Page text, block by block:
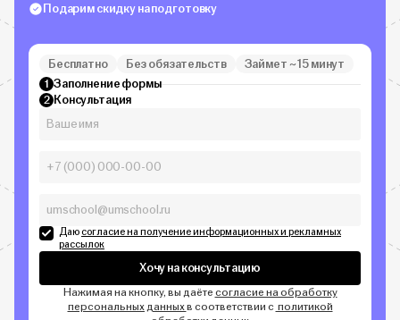
Подарим скидку на подготовку
Бесплатно Без обязательств Займет ~ 15 минут
1 Заполнение формы
2 Консультация
Даюсогласие на получение информационных и рекламных
рассылок
Хочу на консультацию
Нажимая на кнопку, вы даётесогласие на обработку
персональных данныхв соответствии с политикой